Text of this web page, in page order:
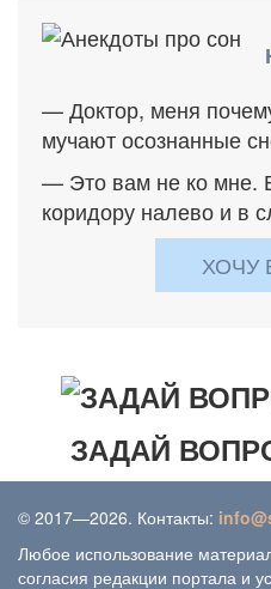
— Доктор, меня
мучают осознанные
— Это вам не ко мне.
коридору налево и в
ХОЧУ
ЗАДАЙ
© 2017—2026. Контакты:
Любое использование
согласия редакции портала и